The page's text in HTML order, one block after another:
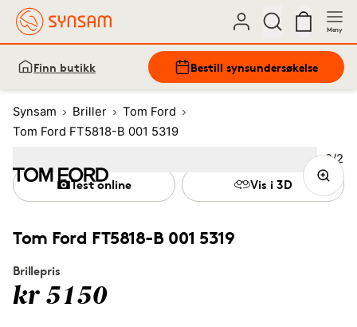
Meny
Finn butikk Bestill synsundersøkelse
Synsam Briller
Tom Ford
Tom Ford FT5818-B 001 5319
Tom Ford FT5818-B 001 5319
Brillepris
kr 5150
Test online Vis i 3D
Bilde
2/2
Image (Current image)